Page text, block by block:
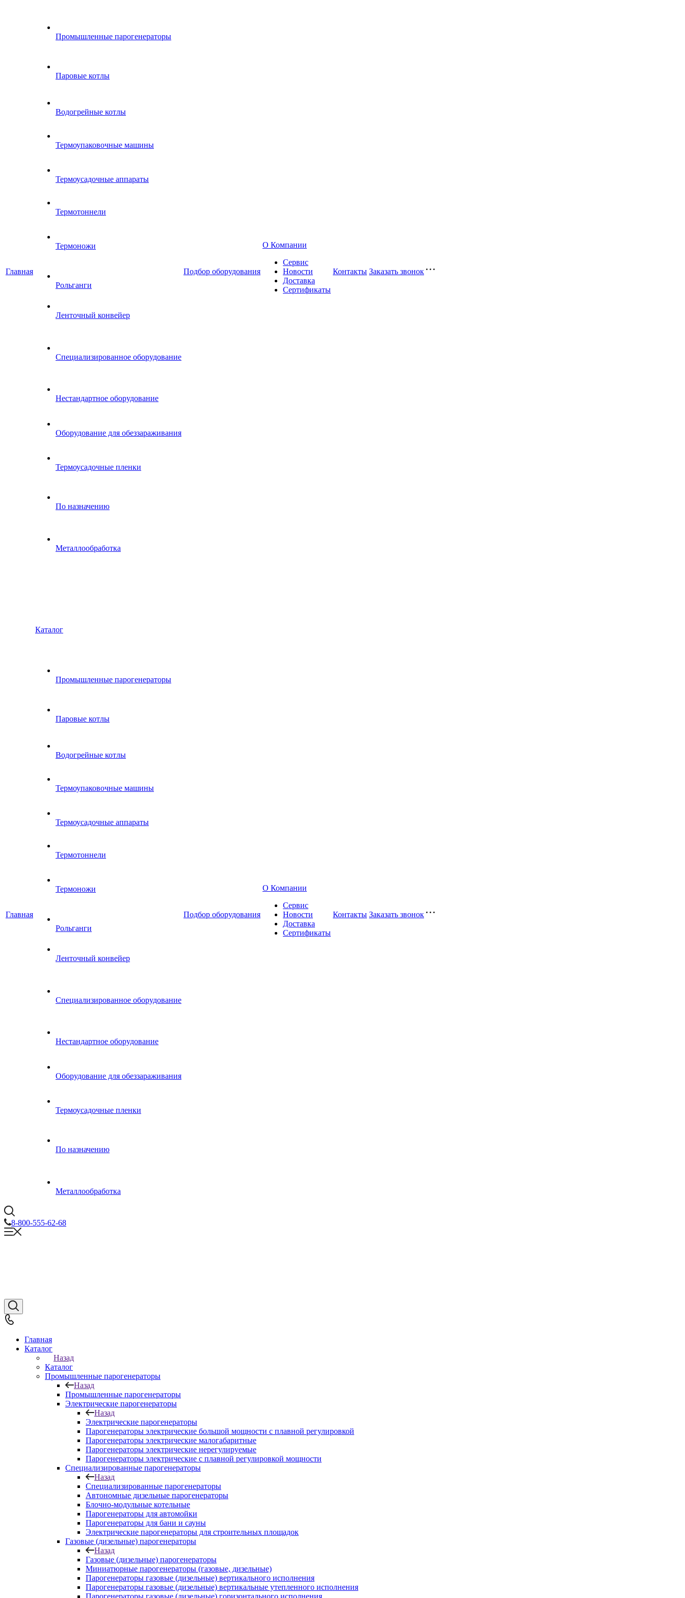
Главная
Промышленные парогенераторы
Паровые котлы
Водогрейные котлы
Термоупаковочные машины
Термоусадочные аппараты
Термотоннели
Термоножи
Рольганги
Ленточный конвейер
Специализированное оборудование
Нестандартное оборудование
Оборудование для обеззараживания
Термоусадочные пленки
По назначению
Металлообработка
Подбор оборудования
О Компании
Сервис
Новости
Доставка
Сертификаты
Контакты Заказать звонок
Главная
Каталог
Промышленные парогенераторы
Паровые котлы
Водогрейные котлы
Термоупаковочные машины
Термоусадочные аппараты
Термотоннели
Термоножи
Рольганги
Ленточный конвейер
Специализированное оборудование
Нестандартное оборудование
Оборудование для обеззараживания
Термоусадочные пленки
По назначению
Металлообработка
Подбор оборудования
О Компании
Сервис
Новости
Доставка
Сертификаты
Контакты Заказать звонок
8-800-555-62-68
Главная
Каталог
Назад
Каталог
Промышленные парогенераторы
Назад
Промышленные парогенераторы
Электрические парогенераторы
Назад
Электрические парогенераторы
Парогенераторы электрические большой мощности с плавной регулировкой
Парогенераторы электрические малогабаритные
Парогенераторы электрические нерегулируемые
Парогенераторы электрические с плавной регулировкой мощности
Специализированные парогенераторы
Назад
Специализированные парогенераторы
Автономные дизельные парогенераторы
Блочно-модульные котельные
Парогенераторы для автомойки
Парогенераторы для бани и сауны
Электрические парогенераторы для строительных площадок
Газовые (дизельные) парогенераторы
Назад
Газовые (дизельные) парогенераторы
Миниатюрные парогенераторы (газовые, дизельные)
Парогенераторы газовые (дизельные) вертикального исполнения
Парогенераторы газовые (дизельные) вертикальные утепленного исполнения
Парогенераторы газовые (дизельные) горизонтального исполнения